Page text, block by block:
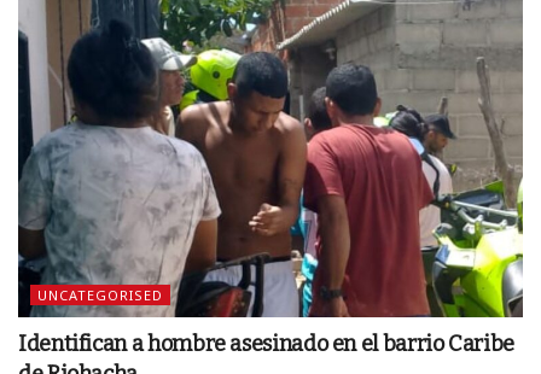
UNCATEGORISED
Identifican a hombre asesinado en el barrio Caribe